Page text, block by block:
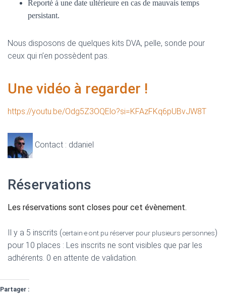
Reporté à une date ultérieure en cas de mauvais temps
persistant.
Nous disposons de quelques kits DVA, pelle, sonde pour
ceux qui n’en possèdent pas.
Une vidéo à regarder !
https://youtu.be/Odg5Z3OQElo?si=KFAzFKq6pUBvJW8T
Contact : ddaniel
Réservations
Les réservations sont closes pour cet évènement.
Il y a 5 inscrits (certain·e ont pu réserver pour plusieurs personnes)
pour 10 places : Les inscrits ne sont visibles que par les
adhérents. 0 en attente de validation.
Partager :